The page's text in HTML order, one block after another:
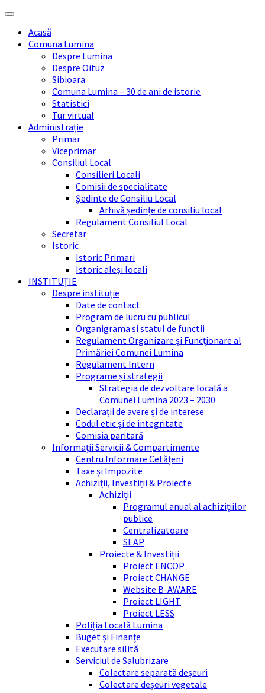
Skip
content
Skip
sidebar
Skip
right
sidebar
Skip
footerAcasă
Comuna Lumina
Despre Lumina
Despre Oituz
Sibioara
Comuna Lumina – 30 de ani de istorie
Statistici
Tur virtual
Administrație
Primar
Viceprimar
Consiliul Local
Consilieri Locali
Comisii de specialitate
Ședinte de Consiliu Local
Arhivă ședințe de consiliu local
Regulament Consiliul Local
Secretar
Istoric
Istoric Primari
Istoric aleși locali
INSTITUȚIE
Despre instituție
Date de contact
Program de lucru cu publicul
Organigrama si statul de functii
Regulament Organizare și Funcționare al
Primăriei Comunei Lumina
Regulament Intern
Programe și strategii
Strategia de dezvoltare locală a
Comunei Lumina 2023 – 2030
Declarații de avere și de interese
Codul etic și de integritate
Comisia paritară
Informații Servicii & Compartimente
Centru Informare Cetățeni
Taxe și Impozite
Achiziții, Investiții & Proiecte
Achiziții
Programul anual al achizițiilor
publice
Centralizatoare
SEAP
Proiecte & Investiții
Proiect ENCOP
Proiect CHANGE
Website B-AWARE
Proiect LIGHT
Proiect LESS
Poliția Locală Lumina
Buget și Finanțe
Executare silită
Serviciul de Salubrizare
Colectare separată deșeuri
Colectare deșeuri vegetale